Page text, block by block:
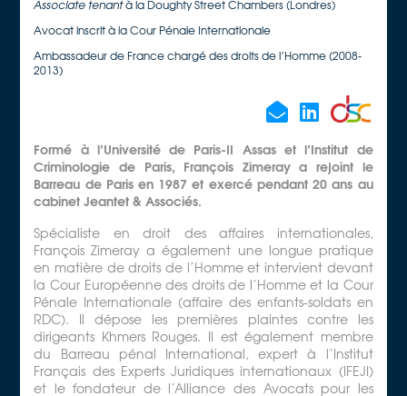
Associate tenantà la Doughty Street Chambers (Londres)
Avocat inscrit à la Cour Pénale Internationale
Ambassadeur de France chargé des droits de l’Homme (2008-
2013)
Formé à l’Université de Paris-II Assas et l’Institut de
Criminologie de Paris, François Zimeray a rejoint le
Barreau de Paris en 1987 et exercé pendant 20 ans au
cabinet Jeantet & Associés.
Spécialiste en droit des affaires internationales,
François Zimeray a également une longue pratique
en matière de droits de l’Homme et intervient devant
la Cour Européenne des droits de l’Homme et la Cour
Pénale Internationale (affaire des enfants-soldats en
RDC). Il dépose les premières plaintes contre les
dirigeants Khmers Rouges. Il est également membre
du Barreau pénal International, expert à l’Institut
Français des Experts Juridiques internationaux (IFEJI)
et le fondateur de l’Alliance des Avocats pour les